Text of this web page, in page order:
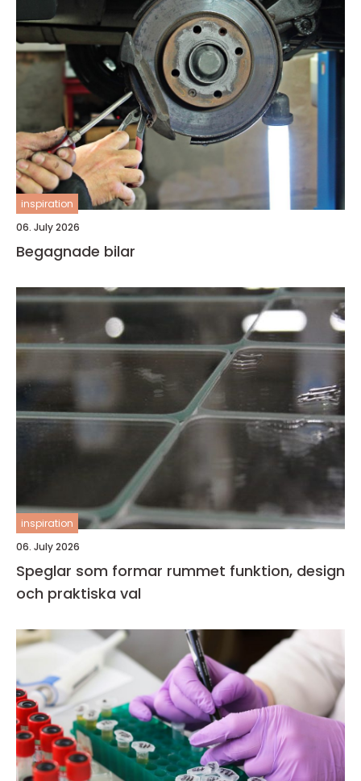
inspiration
06. July 2026
Begagnade bilar
inspiration
06. July 2026
Speglar som formar rummet funktion, design
och praktiska val